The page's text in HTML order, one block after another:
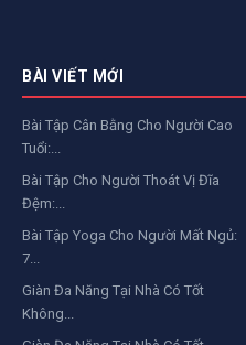
BÀI VIẾT MỚI
Bài Tập Cân Bằng Cho Người Cao
Tuổi:...
Bài Tập Cho Người Thoát Vị Đĩa
Đệm:...
Bài Tập Yoga Cho Người Mất Ngủ:
7...
Giàn Đa Năng Tại Nhà Có Tốt
Không...